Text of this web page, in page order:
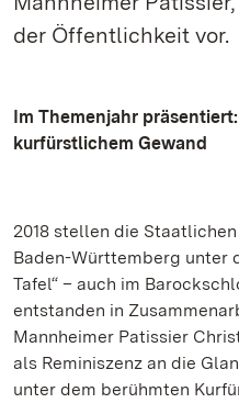
der Öffentlichkeit vor.
Im Themenjahr
kurfürstlichem Gewand
2018 stellen die
Baden-Württemberg unter
Tafel“ – auch im
entstanden in
Mannheimer Patissier
als Reminiszenz an die
unter dem berühmten